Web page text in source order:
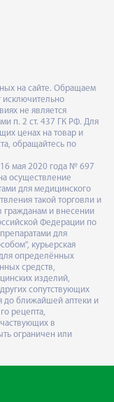
на сайте. Обращаем
исключительно
не является
п. 2 ст. 437 ГК РФ. Для
ценах на товар и
обращайтесь по
мая 2020 года № 697
осуществление
для медицинского
такой торговли и
гражданам и внесении
Федерации по
для
курьерская
определённых
средств,
изделий,
сопутствующих
до ближайшей аптеки и
рецепта,
в
ограничен или